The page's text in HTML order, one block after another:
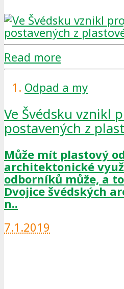
Read more
Odpad a my
Ve Švédsku vznikl
postavených z
Může mít plastový
architektonické
odborníků může, a
Dvojice švédských
n..
7.1.2019